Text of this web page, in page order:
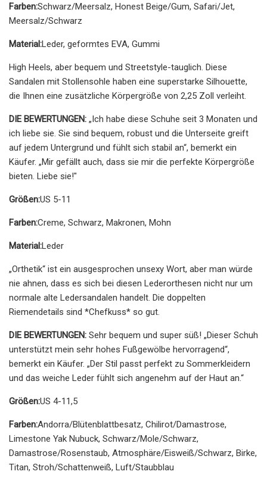
Farben:Schwarz/Meersalz, Honest Beige/Gum, Safari/Jet,
Meersalz/Schwarz
Material:Leder, geformtes EVA, Gummi
High Heels, aber bequem und Streetstyle-tauglich. Diese
Sandalen mit Stollensohle haben eine superstarke Silhouette,
die Ihnen eine zusätzliche Körpergröße von 2,25 Zoll verleiht.
DIE BEWERTUNGEN: „Ich habe diese Schuhe seit 3 ​​Monaten und
ich liebe sie. Sie sind bequem, robust und die Unterseite greift
auf jedem Untergrund und fühlt sich stabil an“, bemerkt ein
Käufer. „Mir gefällt auch, dass sie mir die perfekte Körpergröße
bieten. Liebe sie!"
Größen:US 5-11
Farben:Creme, Schwarz, Makronen, Mohn
Material:Leder
„Orthetik“ ist ein ausgesprochen unsexy Wort, aber man würde
nie ahnen, dass es sich bei diesen Lederorthesen nicht nur um
normale alte Ledersandalen handelt. Die doppelten
Riemendetails sind *Chefkuss* so gut.
DIE BEWERTUNGEN: Sehr bequem und super süß! „Dieser Schuh
unterstützt mein sehr hohes Fußgewölbe hervorragend“,
bemerkt ein Käufer. „Der Stil passt perfekt zu Sommerkleidern
und das weiche Leder fühlt sich angenehm auf der Haut an.“
Größen:US 4-11,5
Farben:Andorra/Blütenblattbesatz, Chilirot/Damastrose,
Limestone Yak Nubuck, Schwarz/Mole/Schwarz,
Damastrose/Rosenstaub, Atmosphäre/Eisweiß/Schwarz, Birke,
Titan, Stroh/Schattenweiß, Luft/Staubblau